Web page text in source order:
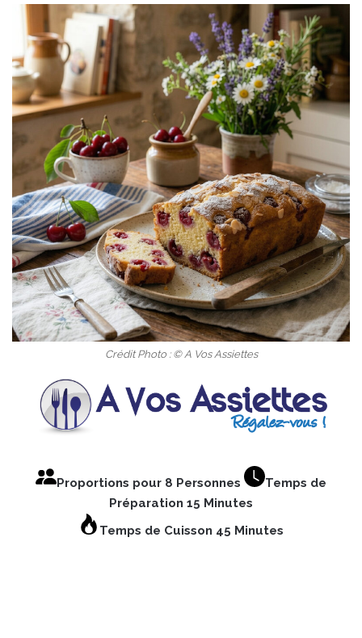
Crédit Photo : © A Vos Assiettes
Proportions pour 8 Personnes
Temps de
Préparation 15 Minutes
Temps de Cuisson 45 Minutes